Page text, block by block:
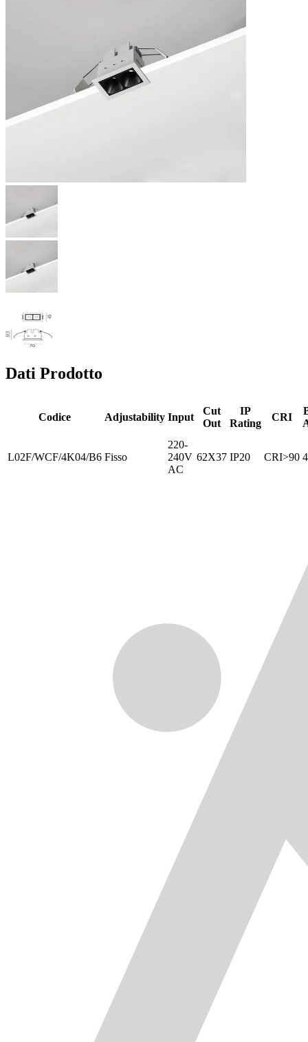
Dati Prodotto
Codice Adjustability Input
Cut
Out
IP
Rating
CRI
L02F/WCF/4K04/B6 Fisso
220-
240V
AC
62X37 IP20 CRI>90